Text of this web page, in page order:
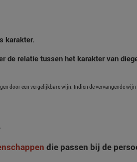
karakter.
de relatie tussen het karakter van
door een vergelijkbare wijn. Indien de vervangende
die passen bij de